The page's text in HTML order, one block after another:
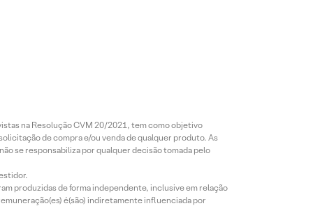
na Resolução CVM 20/2021, tem como objetivo
de compra e/ou venda de qualquer produto. As
se responsabiliza por qualquer decisão tomada pelo
produzidas de forma independente, inclusive em relação
é(são) indiretamente influenciada por